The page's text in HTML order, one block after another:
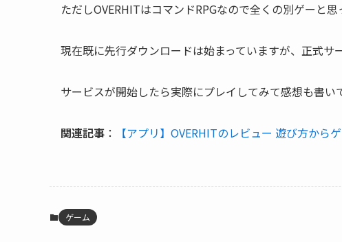
ただしOVERHITはコマンドRPGなので全くの別ゲーと
現在既に先行ダウンロードは始まっていますが、正式
サービスが開始したら実際にプレイしてみて感想も書い
関連記事 ： 【アプリ】OVERHITのレビュー 遊び方か
ゲーム